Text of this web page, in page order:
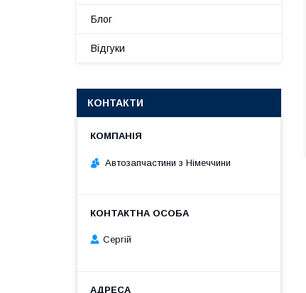
Блог
Відгуки
КОНТАКТИ
Автозапчастини з Німеччини
Сергій